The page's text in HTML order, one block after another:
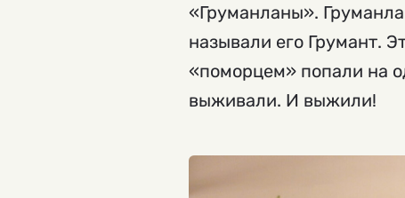
«Груманланы».
называли его Грумант.
«поморцем» попали на
выживали. И выжили!